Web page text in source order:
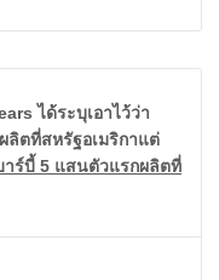
ได้ระบุเอาไว้ว่า
ตที่สหรัฐอเมริกาแต่
าร์บี้ 5 แสนตัวแรกผลิตที่